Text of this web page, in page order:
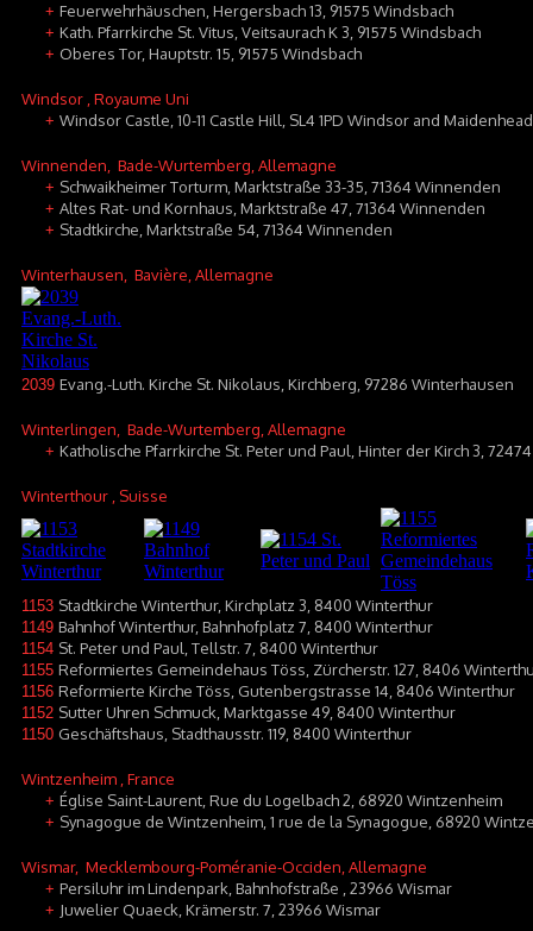
+ Feuerwehrhäuschen, Hergersbach 13, 91575 Windsbach
+ Kath. Pfarrkirche St. Vitus, Veitsaurach K 3, 91575 Windsbach
+ Oberes Tor, Hauptstr. 15, 91575 Windsbach
Windsor , Royaume Uni
+ Windsor Castle, 10-11 Castle Hill, SL4 1PD Windsor and Maidenhead
Winnenden , Bade-Wurtemberg, Allemagne
+ Schwaikheimer Torturm, Marktstraße 33-35, 71364 Winnenden
+ Altes Rat- und Kornhaus, Marktstraße 47, 71364 Winnenden
+ Stadtkirche, Marktstraße 54, 71364 Winnenden
Winterhausen , Bavière, Allemagne
2039 Evang.-Luth. Kirche St. Nikolaus, Kirchberg, 97286 Winterhausen
Winterlingen , Bade-Wurtemberg, Allemagne
+ Katholische Pfarrkirche St. Peter und Paul, Hinter der Kirch 3,
Winterthour , Suisse
1153 Stadtkirche Winterthur, Kirchplatz 3, 8400 Winterthur
1149 Bahnhof Winterthur, Bahnhofplatz 7, 8400 Winterthur
1154 St. Peter und Paul, Tellstr. 7, 8400 Winterthur
1155 Reformiertes Gemeindehaus Töss, Zürcherstr. 127, 8406
1156 Reformierte Kirche Töss, Gutenbergstrasse 14, 8406 Winterthur
1152 Sutter Uhren Schmuck, Marktgasse 49, 8400 Winterthur
1150 Geschäftshaus, Stadthausstr. 119, 8400 Winterthur
Wintzenheim , France
+ Église Saint-Laurent, Rue du Logelbach 2, 68920 Wintzenheim
+ Synagogue de Wintzenheim, 1 rue de la Synagogue, 68920
Wismar, Mecklembourg-Poméranie-Occiden, Allemagne
+ Persiluhr im Lindenpark, Bahnhofstraße , 23966 Wismar
+ Juwelier Quaeck, Krämerstr. 7, 23966 Wismar